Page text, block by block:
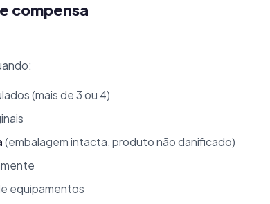
compensa
(mais de 3 ou 4)
(embalagem intacta, produto não danificado)
equipamentos